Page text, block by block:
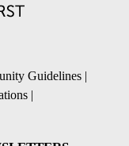
Guidelines |
|